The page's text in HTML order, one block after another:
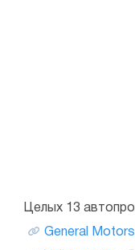
Целых 13
General Motors